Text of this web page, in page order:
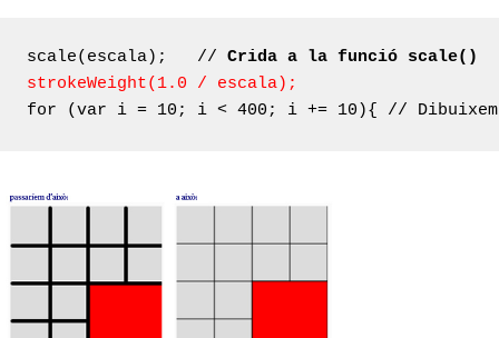
scale(escala);   // Crida a la funció scale()
strokeWeight(1.0 / escala);
for (var i = 10; i < 400; i += 10){ //